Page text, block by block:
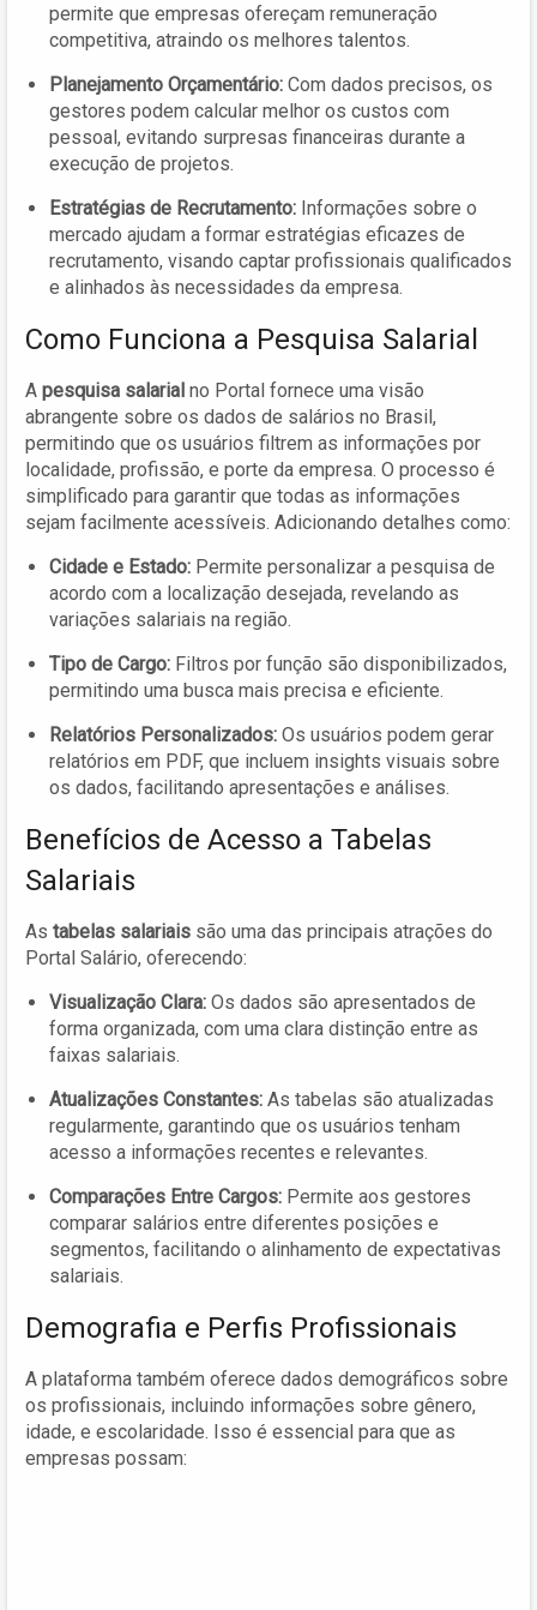
permite que empresas ofereçam remuneração
competitiva, atraindo os melhores talentos.
Planejamento Orçamentário: Com dados precisos, os
gestores podem calcular melhor os custos com
pessoal, evitando surpresas financeiras durante a
execução de projetos.
Estratégias de Recrutamento: Informações sobre o
mercado ajudam a formar estratégias eficazes de
recrutamento, visando captar profissionais qualificados
e alinhados às necessidades da empresa.
Como Funciona a Pesquisa Salarial
A pesquisa salarial no Portal fornece uma visão
abrangente sobre os dados de salários no Brasil,
permitindo que os usuários filtrem as informações por
localidade, profissão, e porte da empresa. O processo é
simplificado para garantir que todas as informações
sejam facilmente acessíveis. Adicionando detalhes como:
Cidade e Estado: Permite personalizar a pesquisa de
acordo com a localização desejada, revelando as
variações salariais na região.
Tipo de Cargo: Filtros por função são disponibilizados,
permitindo uma busca mais precisa e eficiente.
Relatórios Personalizados: Os usuários podem gerar
relatórios em PDF, que incluem insights visuais sobre
os dados, facilitando apresentações e análises.
Benefícios de Acesso a Tabelas
Salariais
As tabelas salariais são uma das principais atrações do
Portal Salário, oferecendo:
Visualização Clara: Os dados são apresentados de
forma organizada, com uma clara distinção entre as
faixas salariais.
Atualizações Constantes: As tabelas são atualizadas
regularmente, garantindo que os usuários tenham
acesso a informações recentes e relevantes.
Comparações Entre Cargos: Permite aos gestores
comparar salários entre diferentes posições e
segmentos, facilitando o alinhamento de expectativas
salariais.
Demografia e Perfis Profissionais
A plataforma também oferece dados demográficos sobre
os profissionais, incluindo informações sobre gênero,
idade, e escolaridade. Isso é essencial para que as
empresas possam: